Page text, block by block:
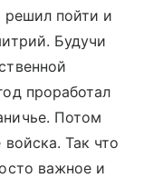
пойти и
Будучи
проработал
Потом
Так что
важное и